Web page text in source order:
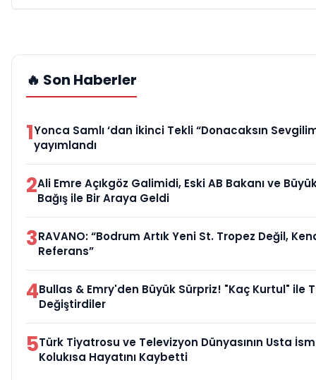
🔥 Son Haberler
1Yonca Samlı ‘dan İkinci Tekli “Donacaksın
yayımlandı
2Ali Emre Açıkgöz Galimidi, Eski AB Bakanı ve
Bağış ile Bir Araya Geldi
3RAVANO: “Bodrum Artık Yeni St. Tropez Değil,
Referans”
4Bullas & Emry'den Büyük Sürpriz! "Kaç Kurtul" ile
Değiştirdiler
5Türk Tiyatrosu ve Televizyon Dünyasının Usta
Kolukısa Hayatını Kaybetti